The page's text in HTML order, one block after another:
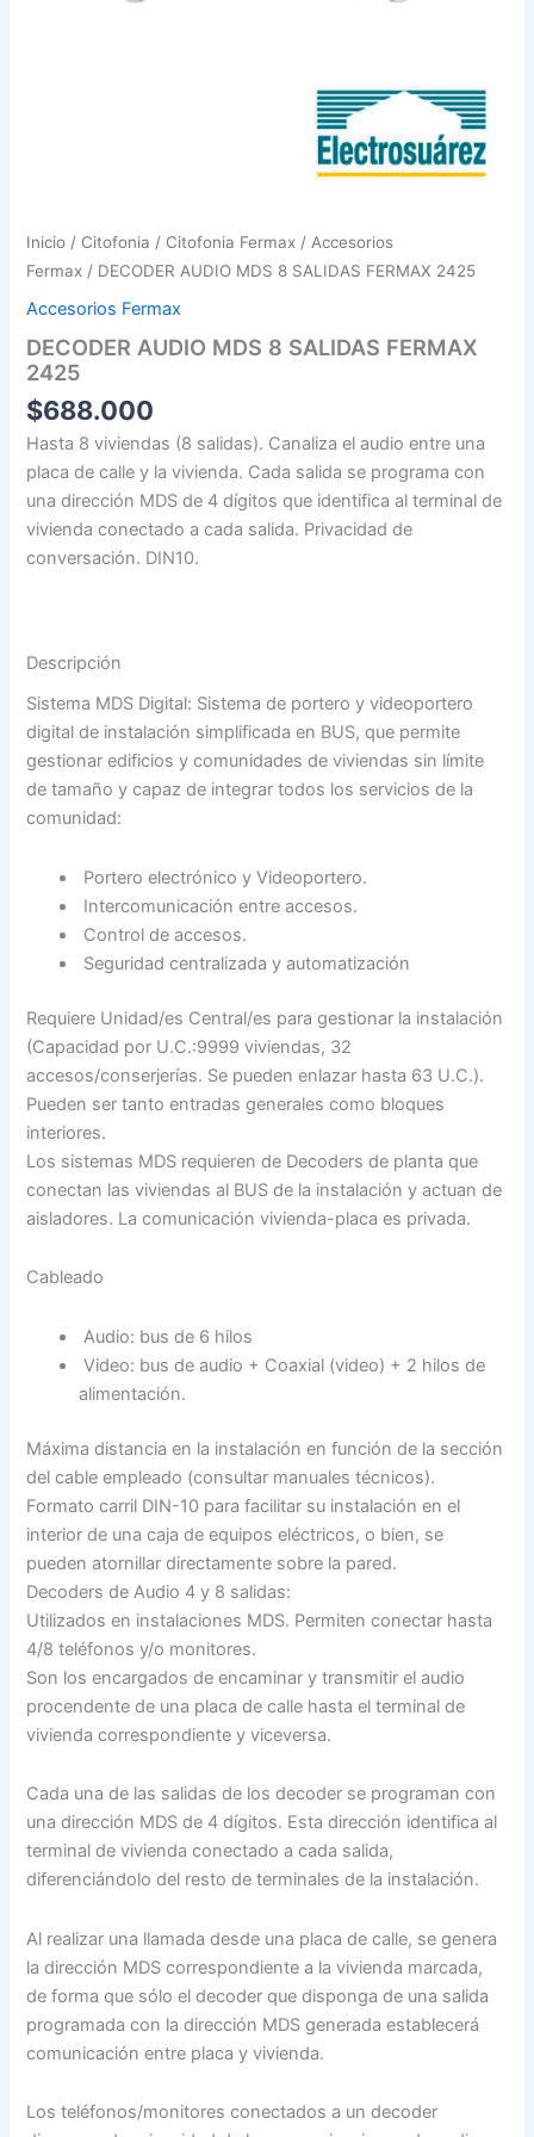
Inicio / Citofonia / Citofonia Fermax / Accesorios
Fermax / DECODER AUDIO MDS 8 SALIDAS FERMAX 2425
Accesorios Fermax
DECODER AUDIO MDS 8 SALIDAS FERMAX
2425
$688.000
Hasta 8 viviendas (8 salidas). Canaliza el audio entre una
placa de calle y la vivienda. Cada salida se programa con
una dirección MDS de 4 dígitos que identifica al terminal de
vivienda conectado a cada salida. Privacidad de
conversación. DIN10.
Descripción
Sistema MDS Digital: Sistema de portero y videoportero
digital de instalación simplificada en BUS, que permite
gestionar edificios y comunidades de viviendas sin límite
de tamaño y capaz de integrar todos los servicios de la
comunidad:
Portero electrónico y Videoportero.
Intercomunicación entre accesos.
Control de accesos.
Seguridad centralizada y automatización
Requiere Unidad/es Central/es para gestionar la instalación
(Capacidad por U.C.:9999 viviendas, 32
accesos/conserjerías. Se pueden enlazar hasta 63 U.C.).
Pueden ser tanto entradas generales como bloques
interiores.
Los sistemas MDS requieren de Decoders de planta que
conectan las viviendas al BUS de la instalación y actuan de
aisladores. La comunicación vivienda-placa es privada.
Cableado
Audio: bus de 6 hilos
Video: bus de audio + Coaxial (video) + 2 hilos de
alimentación.
Máxima distancia en la instalación en función de la sección
del cable empleado (consultar manuales técnicos).
Formato carril DIN-10 para facilitar su instalación en el
interior de una caja de equipos eléctricos, o bien, se
pueden atornillar directamente sobre la pared.
Decoders de Audio 4 y 8 salidas:
Utilizados en instalaciones MDS. Permiten conectar hasta
4/8 teléfonos y/o monitores.
Son los encargados de encaminar y transmitir el audio
procendente de una placa de calle hasta el terminal de
vivienda correspondiente y viceversa.
Cada una de las salidas de los decoder se programan con
una dirección MDS de 4 dígitos. Esta dirección identifica al
terminal de vivienda conectado a cada salida,
diferenciándolo del resto de terminales de la instalación.
Al realizar una llamada desde una placa de calle, se genera
la dirección MDS correspondiente a la vivienda marcada,
de forma que sólo el decoder que disponga de una salida
programada con la dirección MDS generada establecerá
comunicación entre placa y vivienda.
Los teléfonos/monitores conectados a un decoder